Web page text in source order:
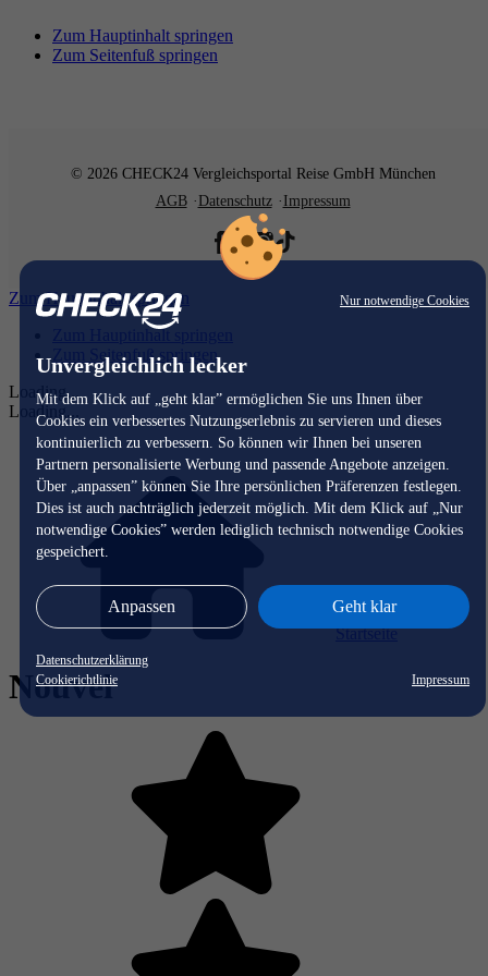
Nur notwendige Cookies
Unvergleichlich lecker
Mit dem Klick auf „geht klar” ermöglichen Sie uns Ihnen über
Cookies ein verbessertes Nutzungserlebnis zu servieren und dieses
kontinuierlich zu verbessern. So können wir Ihnen bei unseren
Partnern personalisierte Werbung und passende Angebote anzeigen.
Über „anpassen” können Sie Ihre persönlichen Präferenzen festlegen.
Dies ist auch nachträglich jederzeit möglich. Mit dem Klick auf „Nur
notwendige Cookies” werden lediglich technisch notwendige Cookies
gespeichert.
Anpassen Geht klar
Datenschutzerklärung
Cookierichtlinie
Impressum
Zum Hauptinhalt springen
Zum Seitenfuß springen
© 2026 CHECK24 Vergleichsportal Reise GmbH München
AGB
Datenschutz Impressum
Zum Hauptinhalt springen
Zum Hauptinhalt springen
Zum Seitenfuß springen
Loading...
Loading...
Startseite
Nouvel